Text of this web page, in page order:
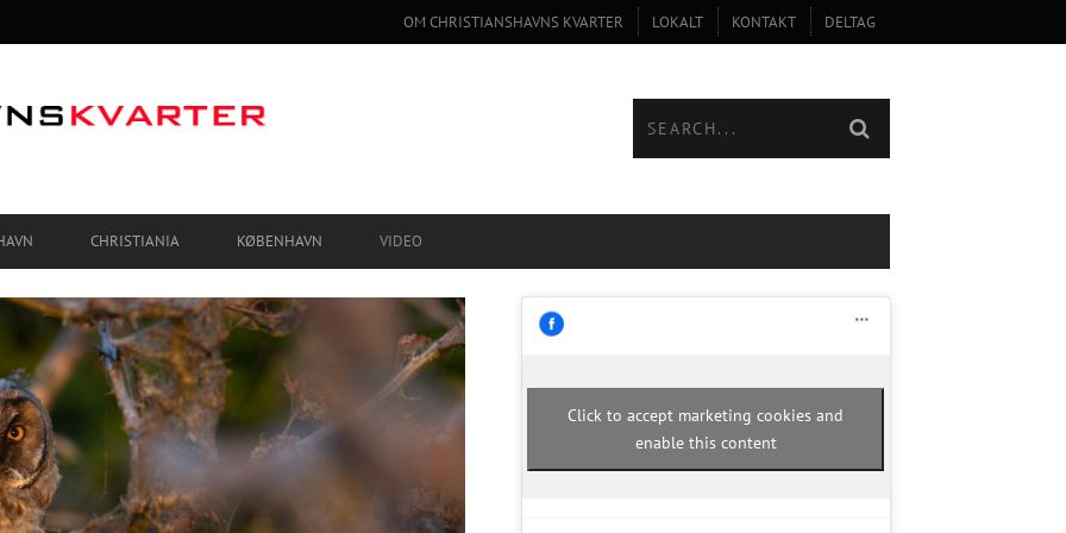
OM CHRISTIANSHAVNS KVARTER LOKALT KONTAKT DELTAG
CHRISTIANIA KØBENHAVN VIDEO
Click to accept marketing cookies and
enable this content